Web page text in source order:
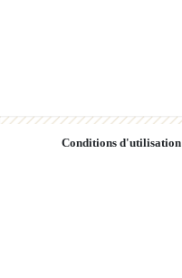
Conditions d'utilisation